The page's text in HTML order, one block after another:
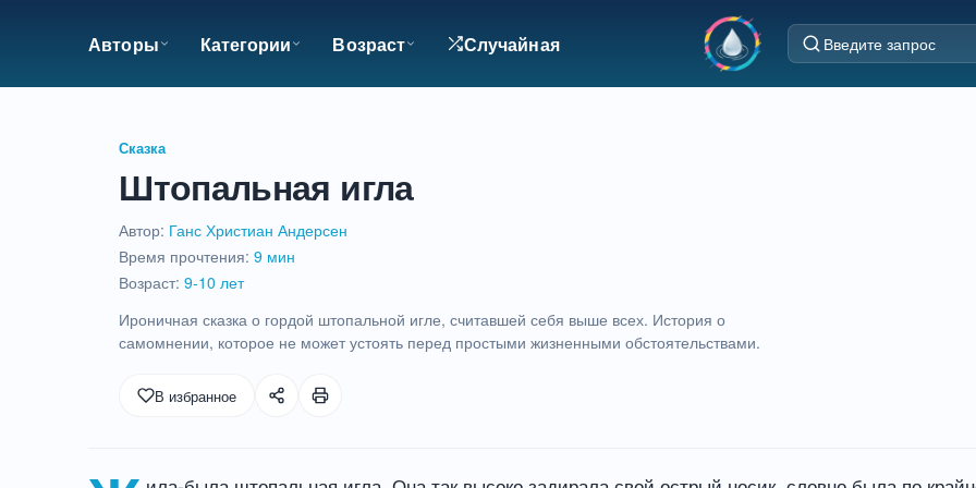
Авторы Категории Возраст Случайная
Сказка
Штопальная игла
Автор: Ганс Христиан Андерсен
Время прочтения:9 мин
Возраст:9-10 лет
Ироничная сказка о гордой штопальной игле, считавшей себя выше всех. История о
самомнении, которое не может устоять перед простыми жизненными обстоятельствами.
В избранное